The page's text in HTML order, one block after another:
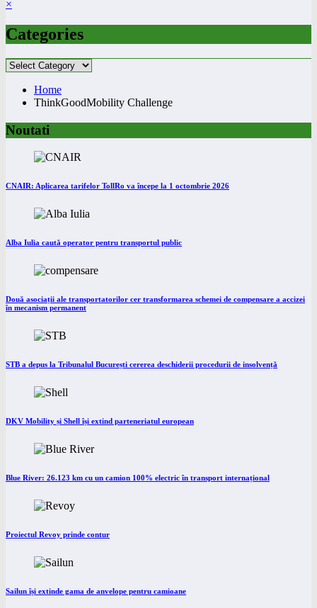
×
Categories
Categories
Home
ThinkGoodMobility Challenge
Noutati
CNAIR: Aplicarea tarifelor TollRo va începe la 1 octombrie 2026
Alba Iulia caută operator pentru transportul public
Două asociații ale transportatorilor cer transformarea schemei de compensare a accizei
în mecanism permanent
STB a depus la Tribunalul București cererea deschiderii procedurii de insolvență
DKV Mobility și Shell își extind parteneriatul european
Blue River: 26.123 km cu un camion 100% electric în transport internațional
Proiectul Revoy prinde contur
Sailun își extinde gama de anvelope pentru camioane